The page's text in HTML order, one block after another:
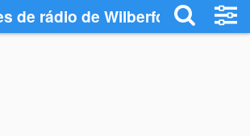
de rádio de Wilberforce - Ouça